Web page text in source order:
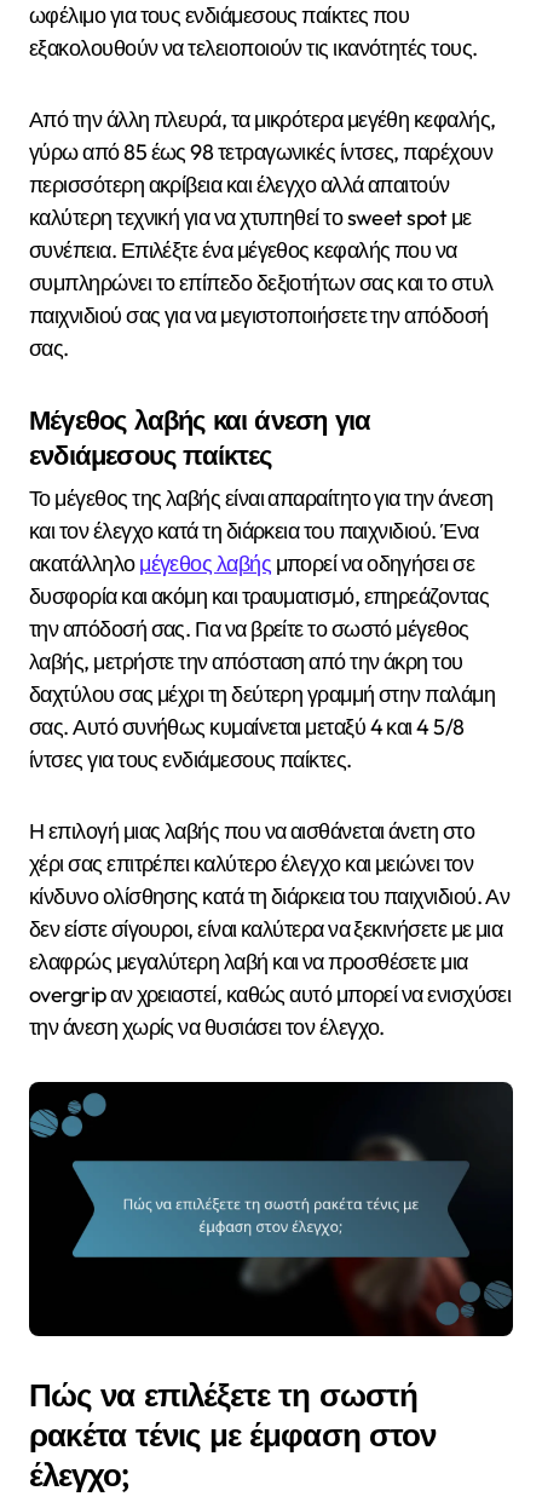
ωφέλιμο για τους ενδιάμεσους παίκτες που
εξακολουθούν να τελειοποιούν τις ικανότητές τους.
Από την άλλη πλευρά, τα μικρότερα μεγέθη κεφαλής,
γύρω από 85 έως 98 τετραγωνικές ίντσες, παρέχουν
περισσότερη ακρίβεια και έλεγχο αλλά απαιτούν
καλύτερη τεχνική για να χτυπηθεί το sweet spot με
συνέπεια. Επιλέξτε ένα μέγεθος κεφαλής που να
συμπληρώνει το επίπεδο δεξιοτήτων σας και το στυλ
παιχνιδιού σας για να μεγιστοποιήσετε την απόδοσή
σας.
Μέγεθος λαβής και άνεση για
ενδιάμεσους παίκτες
Το μέγεθος της λαβής είναι απαραίτητο για την άνεση
και τον έλεγχο κατά τη διάρκεια του παιχνιδιού. Ένα
ακατάλληλομέγεθος λαβής μπορεί να οδηγήσει σε
δυσφορία και ακόμη και τραυματισμό, επηρεάζοντας
την απόδοσή σας. Για να βρείτε το σωστό μέγεθος
λαβής, μετρήστε την απόσταση από την άκρη του
δαχτύλου σας μέχρι τη δεύτερη γραμμή στην παλάμη
σας. Αυτό συνήθως κυμαίνεται μεταξύ 4 και 4 5/8
ίντσες για τους ενδιάμεσους παίκτες.
Η επιλογή μιας λαβής που να αισθάνεται άνετη στο
χέρι σας επιτρέπει καλύτερο έλεγχο και μειώνει τον
κίνδυνο ολίσθησης κατά τη διάρκεια του παιχνιδιού. Αν
δεν είστε σίγουροι, είναι καλύτερα να ξεκινήσετε με μια
ελαφρώς μεγαλύτερη λαβή και να προσθέσετε μια
overgrip αν χρειαστεί, καθώς αυτό μπορεί να ενισχύσει
την άνεση χωρίς να θυσιάσει τον έλεγχο.
Πώς να επιλέξετε τη σωστή
ρακέτα τένις με έμφαση στον
έλεγχο;